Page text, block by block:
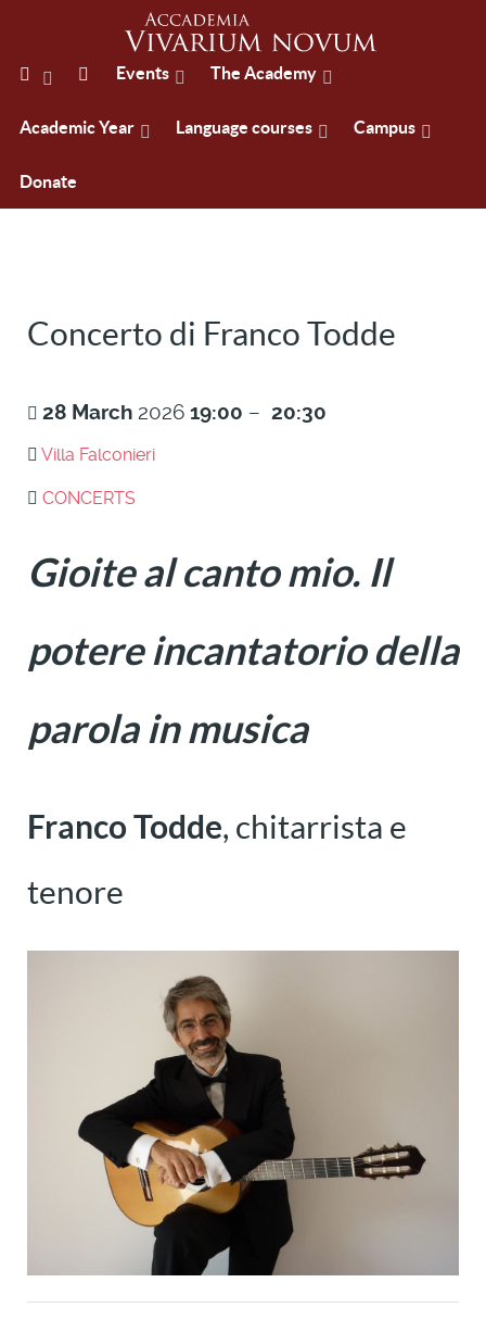
Events The Academy
Academic Year Language courses Campus
Donate
Concerto di Franco Todde
28 March 2026 19:00 – 20:30
Villa Falconieri
CONCERTS
Gioite al canto mio. Il
potere incantatorio della
parola in musica
Franco Todde, chitarrista e
tenore